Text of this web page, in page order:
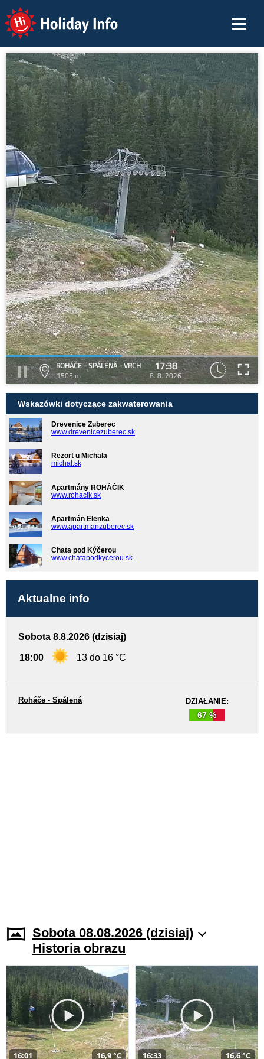
Holiday Info
ROHÁČE - SPÁLENÁ - VRCH
1505 m
17:38
8. 8. 2026
Wskazówki dotyczące zakwaterowania
Drevenice Zuberec
www.drevenicezuberec.sk
Rezort u Michala
michal.sk
Apartmány ROHÁČIK
www.rohacik.sk
Apartmán Elenka
www.apartmanzuberec.sk
Chata pod Kýčerou
www.chatapodkycerou.sk
Aktualne info
Sobota 8.8.2026 (dzisiaj)
18:00 13 do 16 °C
DZIAŁANIE:
67 %
Roháče - Spálená
Sobota 08.08.2026 (dzisiaj)
Historia obrazu
16:01 16,9 °C 16:33 16,6 °C